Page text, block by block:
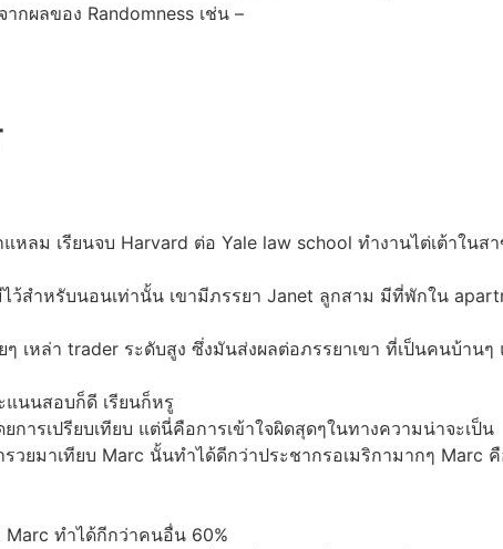
กผลของ Randomness เช่น –
ม เรียนจบ Harvard ต่อ Yale law school ทำงานไต่เต้าใน
สำหรับนอนเท่านั้น เขามีภรรยา Janet ลูกสาม มีที่พักใน
เหล่า trader ระดับสูง ซึ่งมันส่งผลต่อภรรยาเขา ที่เป็นคนบ้าน
แนนสอบก็ดี เรียนก็หรู
ารเปรียบเทียบ แต่นี่คือการเข้าใจผิดสุดๆในทางความน่าจะเป็น
วยมาเทียบ Marc นั้นทำได้ดีกว่าประชากรอเมริกามากๆ Marc
Marc ทำได้กีกว่าคนอื่น 60%